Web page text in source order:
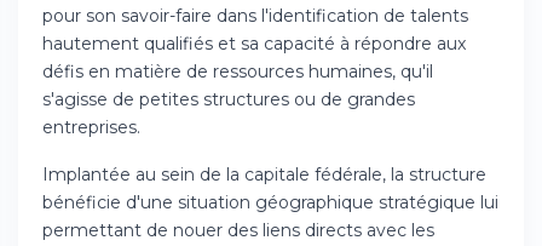
pour son savoir-faire dans l'identification de talents
hautement qualifiés et sa capacité à répondre aux
défis en matière de ressources humaines, qu'il
s'agisse de petites structures ou de grandes
entreprises.
Implantée au sein de la capitale fédérale, la structure
bénéficie d'une situation géographique stratégique lui
permettant de nouer des liens directs avec les